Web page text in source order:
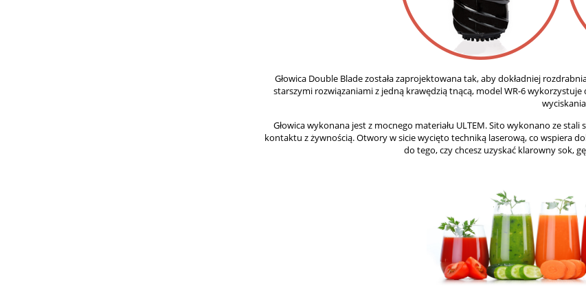
Głowica Double Blade została zaprojektowana tak, aby dokładniej
starszymi rozwiązaniami z jedną krawędzią tnącą, model WR-6
Głowica wykonana jest z mocnego materiału ULTEM. Sito wykonano ze
kontaktu z żywnością. Otwory w sicie wycięto techniką laserową, co wspiera
do tego, czy chcesz uzyskać klarowny sok,